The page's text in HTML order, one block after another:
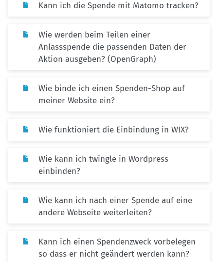
Kann ich die Spende mit Matomo tracken?
Wie werden beim Teilen einer
Anlassspende die passenden Daten der
Aktion ausgeben? (OpenGraph)
Wie binde ich einen Spenden-Shop auf
meiner Website ein?
Wie funktioniert die Einbindung in WIX?
Wie kann ich twingle in Wordpress
einbinden?
Wie kann ich nach einer Spende auf eine
andere Webseite weiterleiten?
Kann ich einen Spendenzweck vorbelegen
so dass er nicht geändert werden kann?